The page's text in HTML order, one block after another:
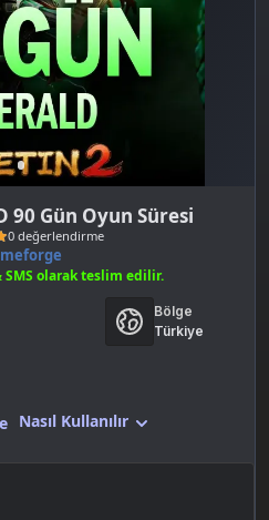
90 Gün Oyun Süresi
0 değerlendirme
SMS olarak teslim edilir.
Bölge
Türkiye
Nasıl Kullanılır